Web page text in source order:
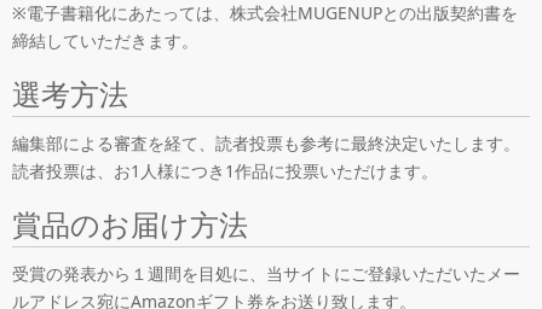
※電子書籍化にあたっては、株式会社MUGENUPとの出版契約書を
締結していただきます。
選考方法
編集部による審査を経て、読者投票も参考に最終決定いたします。
読者投票は、お1人様につき1作品に投票いただけます。
賞品のお届け方法
受賞の発表から１週間を目処に、当サイトにご登録いただいたメー
ルアドレス宛にAmazonギフト券をお送り致します。